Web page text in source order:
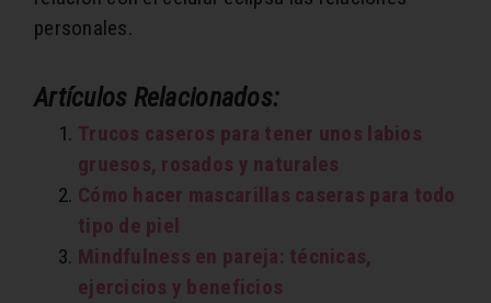
personales.
Artículos Relacionados:
Trucos caseros para tener unos labios
gruesos, rosados y naturales
Cómo hacer mascarillas caseras para todo
tipo de piel
Mindfulness en pareja: técnicas,
ejercicios y beneficios